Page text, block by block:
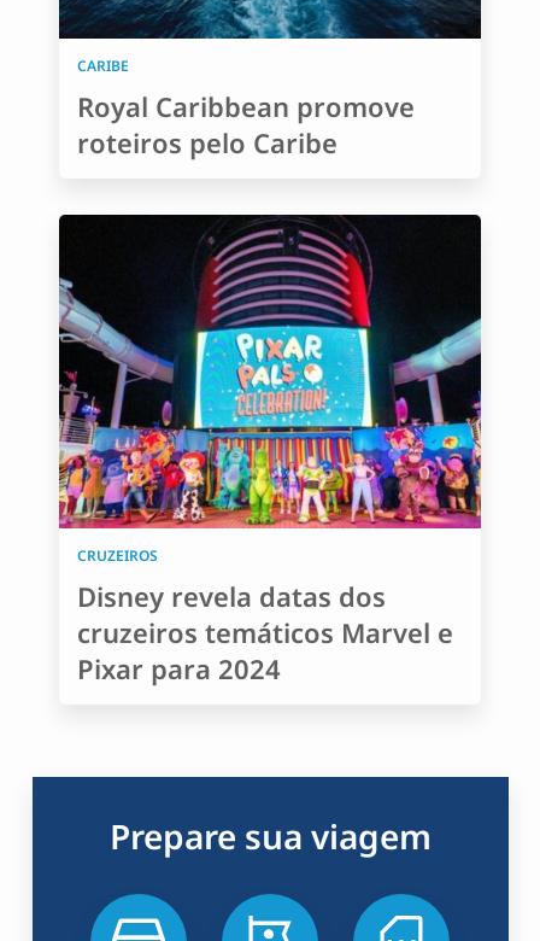
CARIBE
Royal Caribbean promove
roteiros pelo Caribe
CRUZEIROS
Disney revela datas dos
cruzeiros temáticos Marvel e
Pixar para 2024
Prepare sua viagem